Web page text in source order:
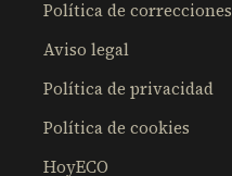
Política de correcciones
Aviso legal
Política de privacidad
Política de cookies
HoyECO